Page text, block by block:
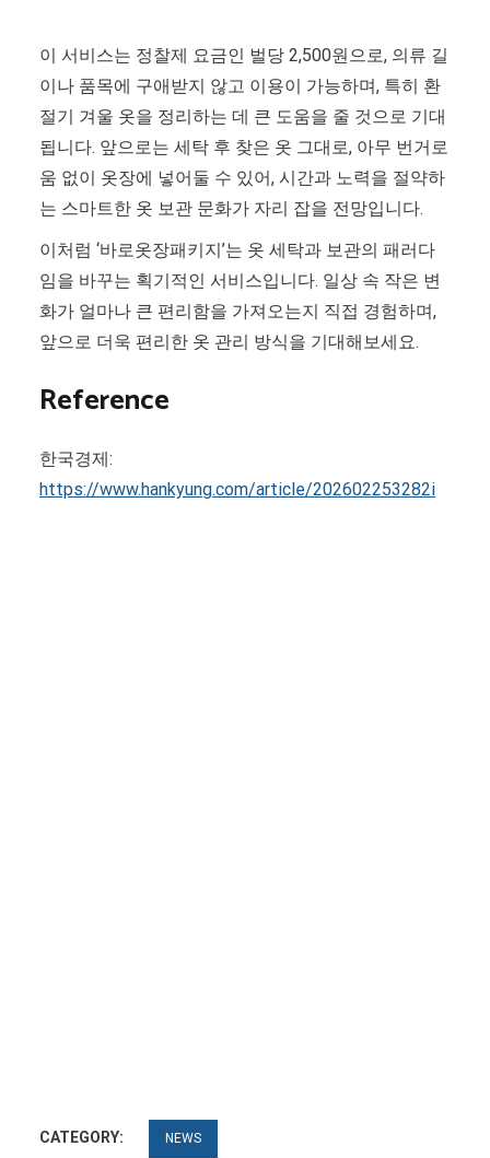
이 서비스는 정찰제 요금인 벌당 2,500원으로, 의류 길
이나 품목에 구애받지 않고 이용이 가능하며, 특히 환
절기 겨울 옷을 정리하는 데 큰 도움을 줄 것으로 기대
됩니다. 앞으로는 세탁 후 찾은 옷 그대로, 아무 번거로
움 없이 옷장에 넣어둘 수 있어, 시간과 노력을 절약하
는 스마트한 옷 보관 문화가 자리 잡을 전망입니다.
이처럼 ‘바로옷장패키지’는 옷 세탁과 보관의 패러다
임을 바꾸는 획기적인 서비스입니다. 일상 속 작은 변
화가 얼마나 큰 편리함을 가져오는지 직접 경험하며,
앞으로 더욱 편리한 옷 관리 방식을 기대해보세요.
Reference
한국경제:
https://www.hankyung.com/article/202602253282i
CATEGORY: NEWS